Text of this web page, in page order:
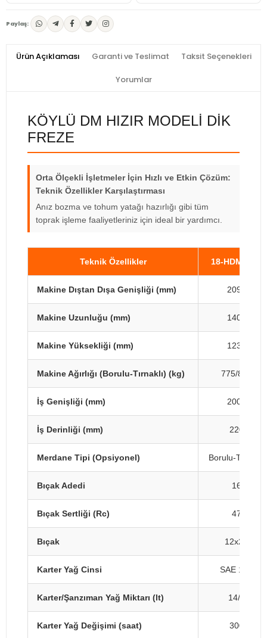
Paylaş:
Ürün Açıklaması Garanti ve Teslimat Taksit Seçenekleri
Yorumlar
KÖYLÜ DM HIZIR MODELİ DİK
FREZE
Orta Ölçekli İşletmeler İçin Hızlı ve Etkin Çözüm:
Teknik Özellikler Karşılaştırması
Anız bozma ve tohum yatağı hazırlığı gibi tüm
toprak işleme faaliyetleriniz için ideal bir yardımcı.
Teknik Özellikler 18-HDM2000
Makine Dıştan Dışa Genişliği (mm) 2090
Makine Uzunluğu (mm) 1400
Makine Yüksekliği (mm) 1230
Makine Ağırlığı (Borulu-Tırnaklı) (kg) 775/875
İş Genişliği (mm) 2000
İş Derinliği (mm) 220
Merdane Tipi (Opsiyonel) Borulu-Tırnaklı
Bıçak Adedi 16
Bıçak Sertliği (Rc) 47
Bıçak 12x28
Karter Yağ Cinsi SAE 140
Karter/Şanzıman Yağ Miktarı (lt) 14/4
Karter Yağ Değişimi (saat) 300